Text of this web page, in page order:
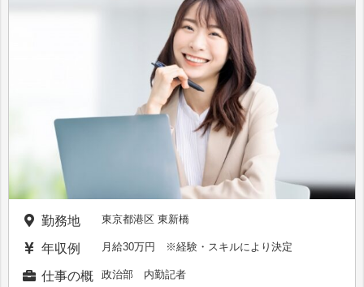
勤務地 東京都港区 東新橋
年収例 月給30万円 ※経験・スキルにより決定
仕事の概
政治部 内勤記者